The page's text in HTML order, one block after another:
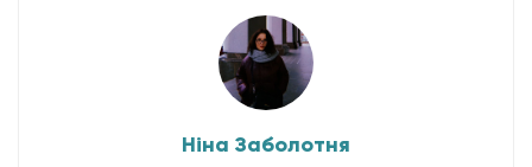
Ніна Заболотня